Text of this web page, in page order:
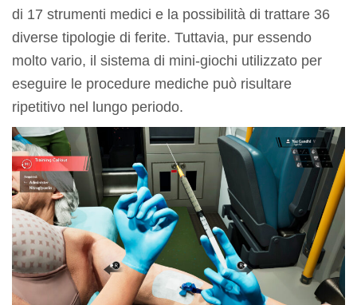
di 17 strumenti medici e la possibilità di trattare 36
diverse tipologie di ferite. Tuttavia, pur essendo
molto vario, il sistema di mini-giochi utilizzato per
eseguire le procedure mediche può risultare
ripetitivo nel lungo periodo.